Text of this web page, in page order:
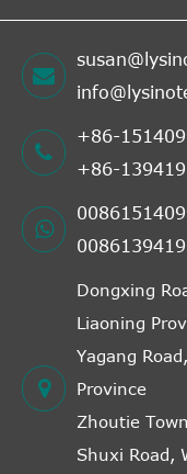
+86-
+86-
Dongxing
Liaoning
Yagang
Province
Zhoutie
Shuxi Road,